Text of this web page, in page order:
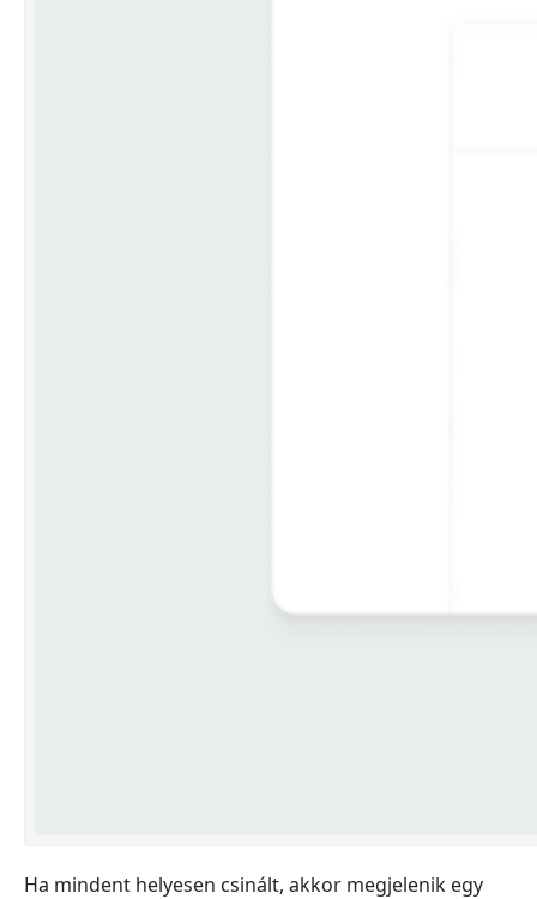
Ha mindent helyesen csinált, akkor megjelenik egy